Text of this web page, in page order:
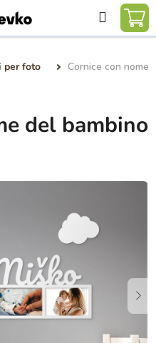
Ricerca
per foto
Cornice con nome
del bambino